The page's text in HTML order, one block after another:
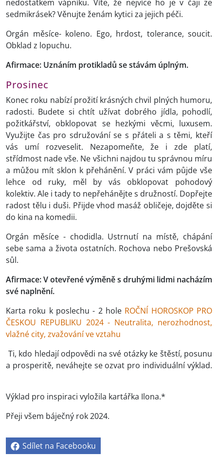
nedostatkem vápníku. Víte, že nejvíce ho je v čaji ze
sedmikrásek? Věnujte ženám kytici za jejich péči.
Orgán měsíce- koleno. Ego, hrdost, tolerance, soucit.
Obklad z lopuchu.
Afirmace: Uznáním protikladů se stávám úplným.
Prosinec
Konec roku nabízí prožití krásných chvil plných humoru,
radosti. Budete si chtít užívat dobrého jídla, pohodlí,
požitkářství, obklopovat se hezkými věcmi, luxusem.
Využijte čas pro sdružování se s přáteli a s těmi, kteří
vás umí rozveselit. Nezapomeňte, že i zde platí,
střídmost nade vše. Ne všichni najdou tu správnou míru
a můžou mít sklon k přehánění. V práci vám půjde vše
lehce od ruky, měl by vás obklopovat pohodový
kolektiv. Ale i tady to nepřehánějte s družností. Dopřejte
radost tělu i duši. Přijde vhod masáž obličeje, dojděte si
do kina na komedii.
Orgán měsíce - chodidla. Ustrnutí na místě, chápání
sebe sama a života ostatních. Rochova nebo Prešovská
sůl.
Afirmace: V otevřené výměně s druhými lidmi nacházím
své naplnění.
Karta roku k poslechu - 2 hole ROČNÍ HOROSKOP PRO
ČESKOU REPUBLIKU 2024 - Neutralita, nerozhodnost,
vlažné city, zvažování ve vztahu
Ti, kdo hledají odpovědi na své otázky ke štěstí, posunu
a prosperitě, neváhejte se ozvat pro individuální výklad.
Výklad pro inspiraci vyložila kartářka Ilona.*
Přeji všem báječný rok 2024.
Sdílet na Facebooku